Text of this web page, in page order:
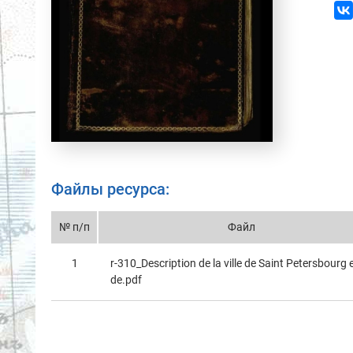
Файлы ресурса:
№ п/п Файл
1
r-310_Description de la ville de Saint Petersbourg
de.pdf